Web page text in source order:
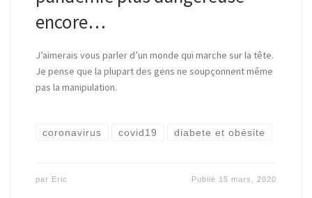
encore…
J’aimerais vous parler d’un monde qui marche sur la tête.
Je pense que la plupart des gens ne soupçonnent même
pas la manipulation.
coronavirus covid19 diabete et obésite
par Eric Publié 15 mars, 2020